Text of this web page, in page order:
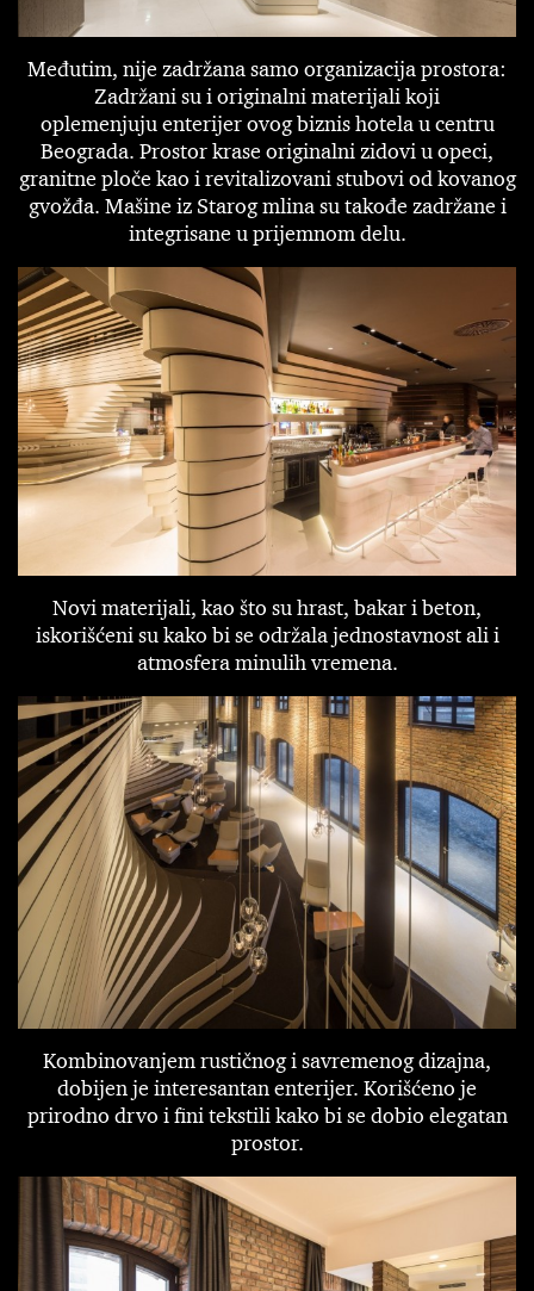
Međutim, nije zadržana samo organizacija prostora:
Zadržani su i originalni materijali koji
oplemenjuju enterijer ovog biznis hotela u centru
Beograda. Prostor krase originalni zidovi u opeci,
granitne ploče kao i revitalizovani stubovi od kovanog
gvožđa. Mašine iz Starog mlina su takođe zadržane i
integrisane u prijemnom delu.
Novi materijali, kao što su hrast, bakar i beton,
iskorišćeni su kako bi se održala jednostavnost ali i
atmosfera minulih vremena.
Kombinovanjem rustičnog i savremenog dizajna,
dobijen je interesantan enterijer. Korišćeno je
prirodno drvo i fini tekstili kako bi se dobio elegatan
prostor.